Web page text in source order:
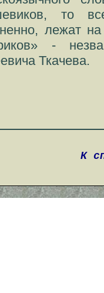
то
лежат на
-
Ткачева.
К